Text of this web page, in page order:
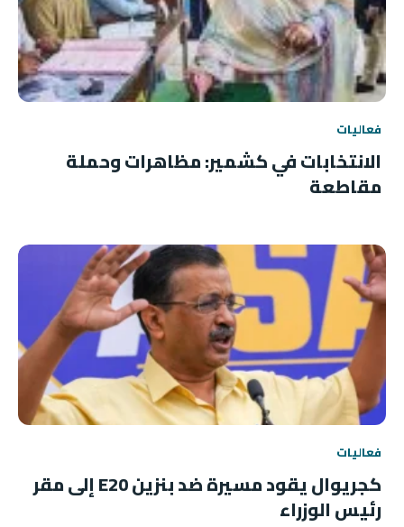
فعاليات
الانتخابات في كشمير: مظاهرات وحملة
مقاطعة
فعاليات
كجريوال يقود مسيرة ضد بنزين E20 إلى مقر
رئيس الوزراء